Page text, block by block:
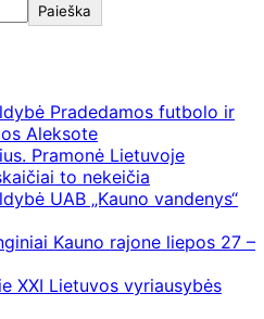
Paieška
Pradedamos futbolo ir
Aleksote
Pramonė Lietuvoje
to nekeičia
UAB „Kauno vandenys“
Kauno rajone liepos 27 –
XXI Lietuvos vyriausybės